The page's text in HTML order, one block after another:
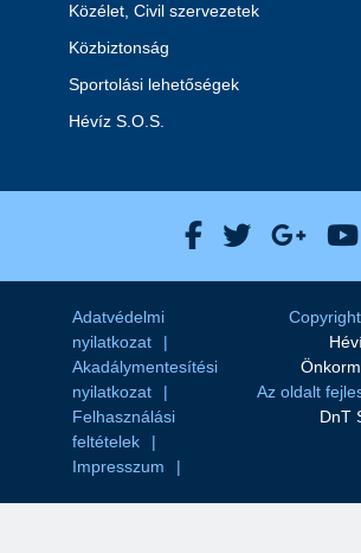
Közélet, Civil szervezetek
Közbiztonság
Sportolási lehetőségek
Hévíz S.O.S.
Hévíz Város
Hévíz
Adatvédelmi
nyilatkozat
Akadálymentesítési
nyilatkozat
Felhasználási
feltételek
Impresszum
Az oldalt
DnT